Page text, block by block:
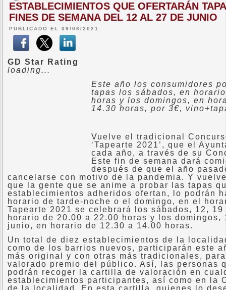
ESTABLECIMIENTOS QUE OFERTARÁN
FINES DE SEMANA DEL 12 AL 27 DE JUNIO
PUBLICADO EL 09/06/2021
GD Star Rating
loading...
Este año los consumidores
tapas los sábados, en
horas y los domingos, en
14.30 horas, por 3€,
Vuelve el tradicional
‘Tapearte 2021’, que el
cada año, a través de su
Este fin de semana dará
después de que el año
cancelarse con motivo de la pandemia. Y
que la gente que se anime a probar las tapas
establecimientos adheridos ofertan, lo podrán
horario de tarde-noche o el domingo, en el
Tapearte 2021 se celebrará los sábados, 12,
horario de 20.00 a 22.00 horas y los domingos,
junio, en horario de 12.30 a 14.00 horas.
Un total de diez establecimientos de la
como de los barrios nuevos, participarán este
más original y con otras más tradicionales,
valorado premio del público. Así, las personas
podrán recoger la cartilla de valoración en
establecimientos participantes, así como en la
de la localidad. En esta cartilla, quienes lo